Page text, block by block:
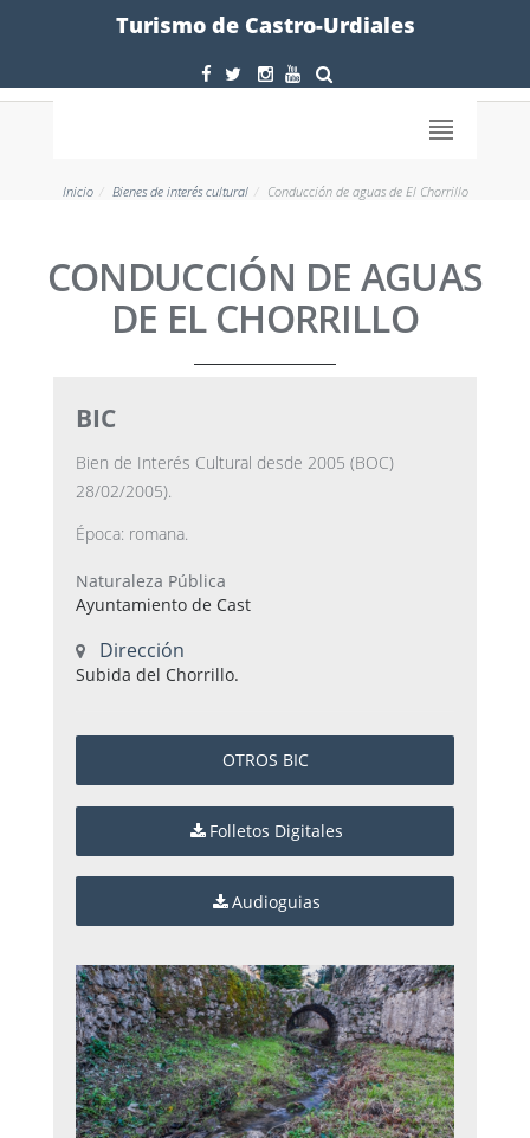
FormularioTurismo de Castro-Urdiales
Inicio Bienes de interés cultural Conducción de aguas de El Chorrillo
CONDUCCIÓN DE AGUAS
DE EL CHORRILLO
BIC
Bien de Interés Cultural desde 2005 (BOC)
28/02/2005).
Época: romana.
Naturaleza Pública
Ayuntamiento de Cast
Dirección
Subida del Chorrillo.
OTROS BIC
Folletos Digitales
Audioguias